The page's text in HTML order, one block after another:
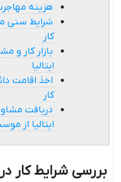
هزینه
شرایط سنی
کار
بازار کار و
ایتالیا
اخذ اقامت
کار
دریافت
ایتالیا از
بررسی شرایط کار در